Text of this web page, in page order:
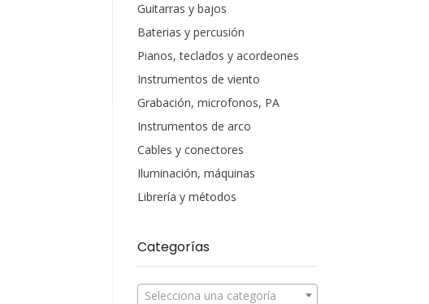
Guitarras y bajos
Baterias y percusión
Pianos, teclados y acordeones
Instrumentos de viento
Grabación, microfonos, PA
Instrumentos de arco
Cables y conectores
Iluminación, máquinas
Librería y métodos
Categorías
Selecciona una categoría